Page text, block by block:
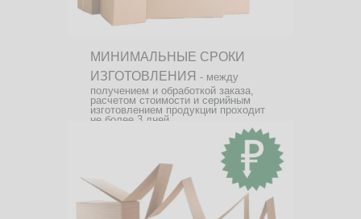
МИНИМАЛЬНЫЕ СРОКИ
ИЗГОТОВЛЕНИЯ - между
получением и обработкой заказа,
расчетом стоимости и серийным
изготовлением продукции проходит
не более 3 дней.